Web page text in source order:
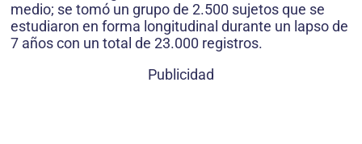
medio; se tomó un grupo de 2.500 sujetos que se
estudiaron en forma longitudinal durante un lapso de
7 años con un total de 23.000 registros.
Publicidad